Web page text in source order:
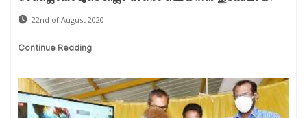
22nd of August 2020
Continue Reading